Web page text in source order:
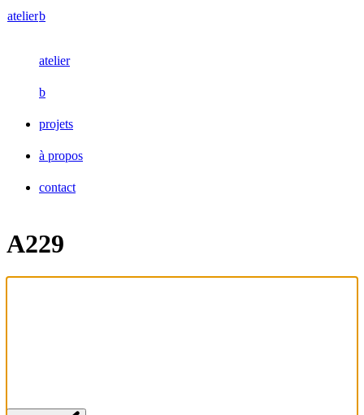
atelierb
atelier
b
projets
à propos
contact
A229